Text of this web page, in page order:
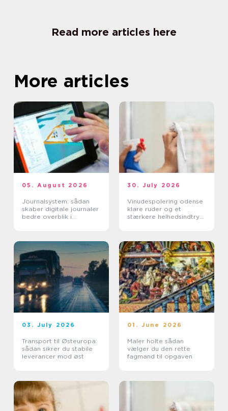
Read more articles here
More articles
05. August 2026
Journalsystem: sådan
skaber digitale journaler
bedre overblik i
30. July 2026
Vinudespolering odense
klare ruder og et
stærkere helhedsindtryk
03. July 2026
Transport til Østeuropa:
sådan sikrer du stabile
leverancer mod øst
01. June 2026
Maler holte sådan
vælger du den rette
fagmand til opgaven